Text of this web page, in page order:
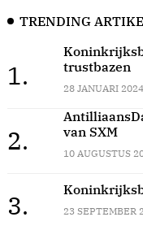
TRENDING
1.
trustbazen
28 JANUARI 2024
2.
van SXM
10 AUGUSTUS
3. 23 SEPTEMBER